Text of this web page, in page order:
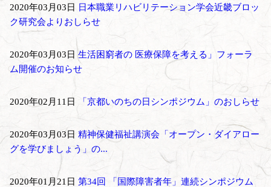
2020年03月03日
日本職業リハビリテーション学会近畿ブロッ
ク研究会よりおしらせ
2020年03月03日 生活困窮者の 医療保障を考える」フォーラ
ム開催のお知らせ
2020年02月11日 「京都いのちの日シンポジウム」のおしらせ
2020年03月03日 精神保健福祉講演会「オープン・ダイアロー
グを学びましょう」の...
2020年01月21日 第34回 「国際障害者年」連続シンポジウム